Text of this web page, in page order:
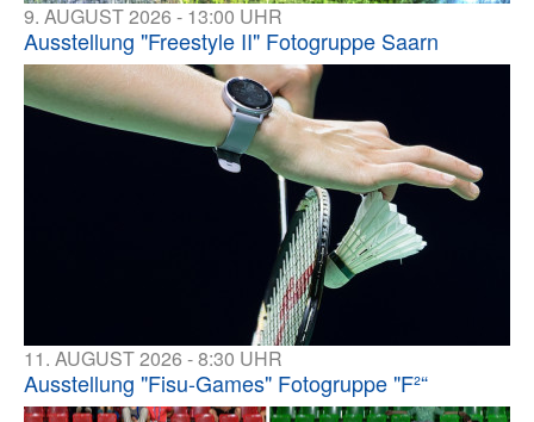
9. AUGUST 2026 - 13:00 UHR
Ausstellung "Freestyle II" Fotogruppe Saarn
11. AUGUST 2026 - 8:30 UHR
Ausstellung "Fisu-Games" Fotogruppe "F²“